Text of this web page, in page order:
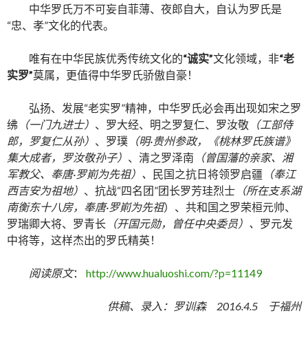
中华罗氏万不可妄自菲薄、夜郎自大，自认为罗氏是
“忠、孝”文化的代表。
唯有在中华民族优秀传统文化的“诚实”文化领域，非“老
实罗”莫属，更值得中华罗氏骄傲自豪！
弘扬、发展“老实罗”精神，中华罗氏必会再出现如宋之罗
绋 （一门九进士） 、罗大经、明之罗复仁、罗汝敬 （工部侍
郎，罗复仁从孙） 、罗璞 （明·贵州参政，《桃林罗氏族谱》
集大成者，罗汝敬孙子） 、清之罗泽南 （曾国藩的亲家、湘
军教父、奉唐·罗崱为先祖）、 民国之抗日将领罗启疆 （奉江
西吉安为祖地） 、抗战“四名团”团长罗芳珪烈士 （所在支系湖
南衡东十八房，奉唐·罗崱为先祖）、共和国之罗荣桓元帅、
罗瑞卿大将、罗青长 （开国元勋，曾任中央委员）、 罗元发
中将等，这样杰出的罗氏精英！
阅读原文： http://www.hualuoshi.com/?p=11149
供稿、录入：罗训森 2016.4.5 于福州